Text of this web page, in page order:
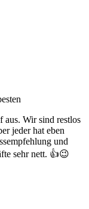
aus. Wir sind restlos
jeder hat eben
und
sehr nett. 👍😉